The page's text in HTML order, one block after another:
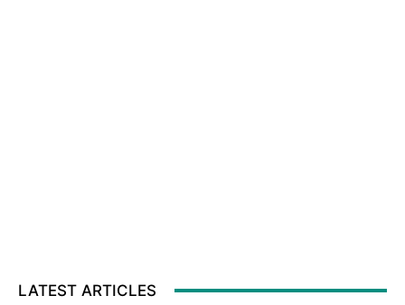
LATEST ARTICLES